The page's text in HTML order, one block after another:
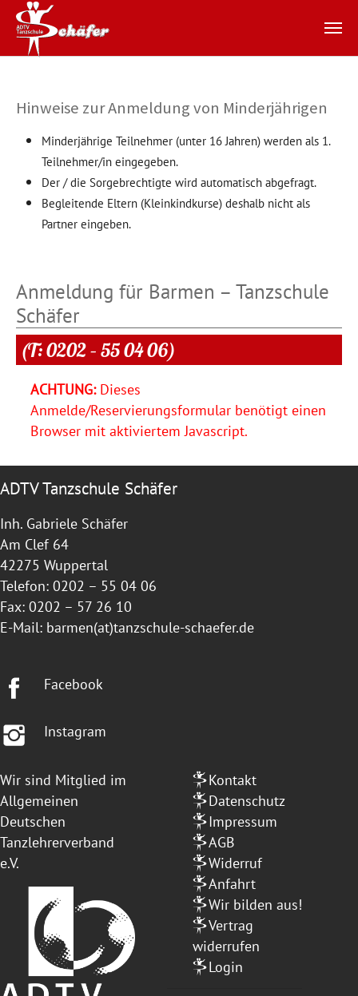
Hinweise zur Anmeldung von Minderjährigen
Minderjährige Teilnehmer (unter 16 Jahren) werden als 1.
Teilnehmer/in eingegeben.
Der / die Sorgebrechtigte wird automatisch abgefragt.
Begleitende Eltern (Kleinkindkurse) deshalb nicht als
Partner eingeben.
Anmeldung für Barmen – Tanzschule
Schäfer
(T: 0202 – 55 04 06)
ACHTUNG:Dieses
Anmelde/Reservierungsformular benötigt einen
Browser mit aktiviertem Javascript.
ADTV Tanzschule Schäfer
Inh. Gabriele Schäfer
Am Clef 64
42275 Wuppertal
Telefon: 0202 – 55 04 06
Fax: 0202 – 57 26 10
E-Mail: barmen(at)tanzschule-schaefer.de
Facebook
Instagram
Wir sind Mitglied im
Allgemeinen
Deutschen
Tanzlehrerverband
e.V.
Kontakt
Datenschutz
Impressum
AGB
Widerruf
Anfahrt
Wir bilden aus!
Vertrag
widerrufen
Login